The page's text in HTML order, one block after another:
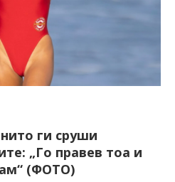
ги сруши
„Го правев тоа и
(ФОТО)